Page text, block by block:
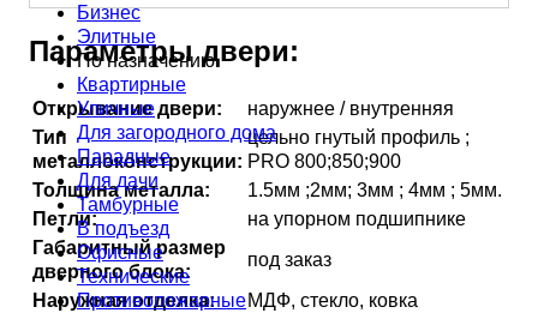
Бизнес
Элитные
По назначению
Квартирные
Уличные
Для загородного дома
Парадные
Для дачи
Тамбурные
В подъезд
Офисные
Технические
Противопожарные
Параметры двери:
Открывание двери:
наружнее / внутренняя
Тип
металлоконструкции:
цельно гнутый профиль ;
PRO 800;850;900
Толщина металла:
1.5мм ;2мм; 3мм ; 4мм ; 5мм.
Петли:
на упорном подшипнике
Габаритный размер
дверного блока:
под заказ
Наружная отделка:
МДФ, стекло, ковка